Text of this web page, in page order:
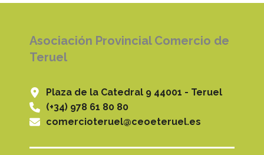
Asociación Provincial Comercio de
Teruel
Plaza de la Catedral 9 44001 - Teruel
(+34) 978 61 80 80
comercioteruel@ceoeteruel.es